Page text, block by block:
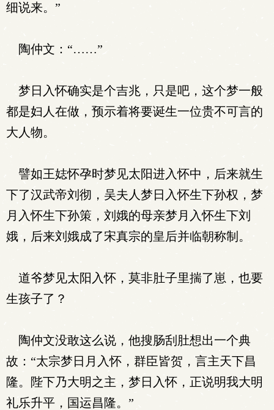
细说来。”
陶仲文：“……”
梦日入怀确实是个吉兆，只是吧，这个梦一般
都是妇人在做，预示着将要诞生一位贵不可言的
大人物。
譬如王娡怀孕时梦见太阳进入怀中，后来就生
下了汉武帝刘彻，吴夫人梦日入怀生下孙权，梦
月入怀生下孙策，刘娥的母亲梦月入怀生下刘
娥，后来刘娥成了宋真宗的皇后并临朝称制。
道爷梦见太阳入怀，莫非肚子里揣了崽，也要
生孩子了？
陶仲文没敢这么说，他搜肠刮肚想出一个典
故：“太宗梦日月入怀，群臣皆贺，言主天下昌
隆。陛下乃大明之主，梦日入怀，正说明我大明
礼乐升平，国运昌隆。”